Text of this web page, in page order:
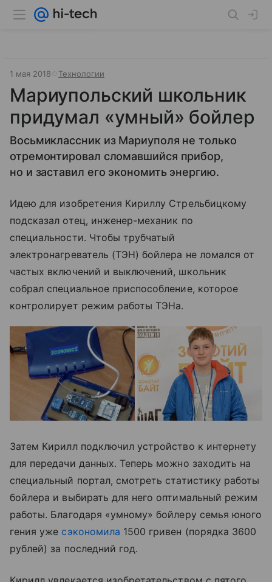
1 мая 2018 Технологии
Мариупольский школьник
придумал «умный» бойлер
Восьмиклассник из Мариуполя не только
отремонтировал сломавшийся прибор,
но и заставил его экономить энергию.
Идею для изобретения Кириллу Стрельбицкому
подсказал отец, инженер-механик по
специальности. Чтобы трубчатый
электронагреватель (ТЭН) бойлера не ломался от
частых включений и выключений, школьник
собрал специальное приспособление, которое
контролирует режим работы ТЭНа.
Затем Кирилл подключил устройство к интернету
для передачи данных. Теперь можно заходить на
специальный портал, смотреть статистику работы
бойлера и выбирать для него оптимальный режим
работы. Благодаря «умному» бойлеру семья юного
гения уже сэкономила 1500 гривен (порядка 3600
рублей) за последний год.